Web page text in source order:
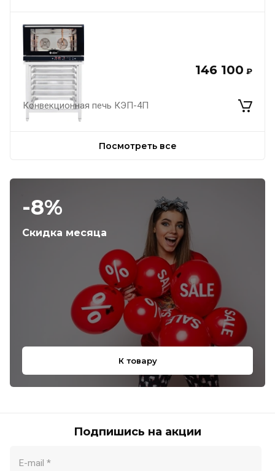
146 100 ₽
Конвекционная печь КЭП-4П
Посмотреть все
-8%
Скидка месяца
К товару
Подпишись на акции